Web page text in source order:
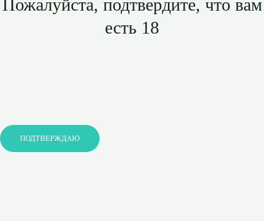
Пожалуйста, подтвердите, что вам
есть 18
ПОДТВЕРЖДАЮ